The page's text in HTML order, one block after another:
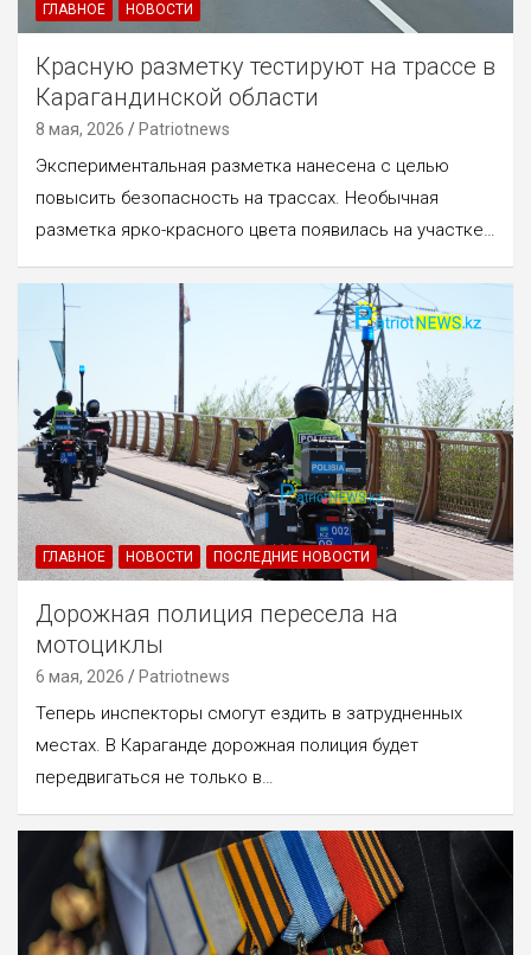
ГЛАВНОЕ НОВОСТИ
Красную разметку тестируют на трассе в
Карагандинской области
8 мая, 2026 Patriotnews
Экспериментальная разметка нанесена с целью
повысить безопасность на трассах. Необычная
разметка ярко-красного цвета появилась на участке…
ГЛАВНОЕ НОВОСТИ ПОСЛЕДНИЕ НОВОСТИ
Дорожная полиция пересела на
мотоциклы
6 мая, 2026 Patriotnews
Теперь инспекторы смогут ездить в затрудненных
местах. В Караганде дорожная полиция будет
передвигаться не только в…